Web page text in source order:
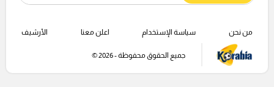
من نحن سياسة الإستخدام اعلن معنا الأرشيف
جميع الحقوق محفوظة - 2026 ©